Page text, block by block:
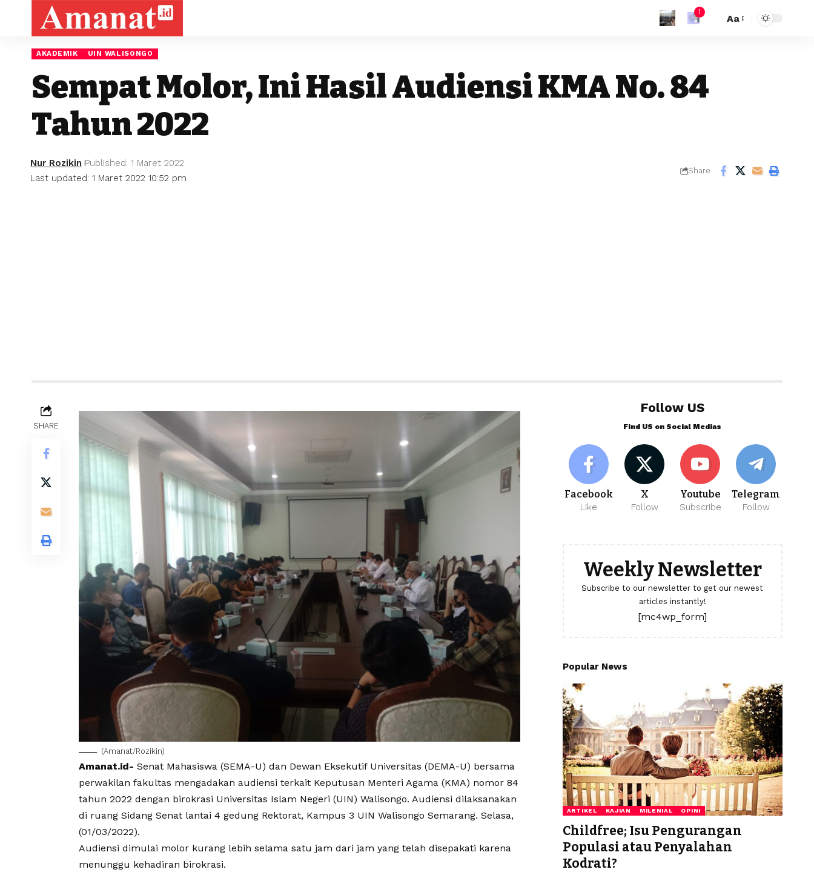
1
Aa
AKADEMIK UIN WALISONGO
Sempat Molor, Ini Hasil Audiensi KMA No. 84
Tahun 2022
Last updated: 1 Maret 2022 10:52 pm
Nur Rozikin Published: 1 Maret 2022
Share
SHARE
(Amanat/Rozikin)
Amanat.id- Senat Mahasiswa (SEMA-U) dan Dewan Eksekutif Universitas (DEMA-U) bersama
perwakilan fakultas mengadakan audiensi terkait Keputusan Menteri Agama (KMA) nomor 84
tahun 2022 dengan birokrasi Universitas Islam Negeri (UIN) Walisongo. Audiensi dilaksanakan
di ruang Sidang Senat lantai 4 gedung Rektorat, Kampus 3 UIN Walisongo Semarang. Selasa,
(01/03/2022).
Audiensi dimulai molor kurang lebih selama satu jam dari jam yang telah disepakati karena
menunggu kehadiran birokrasi.
Follow US
Find US on Social Medias
Facebook
Like
X
Follow
Youtube
Subscribe
Telegram
Follow
Weekly Newsletter
Subscribe to our newsletter to get our newest
articles instantly!
[mc4wp_form]
Popular News
ARTIKEL KAJIAN MILENIAL OPINI
Childfree; Isu Pengurangan
Populasi atau Penyalahan
Kodrati?